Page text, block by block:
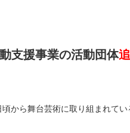
支援事業の活動団体
から舞台芸術に取り組まれてい